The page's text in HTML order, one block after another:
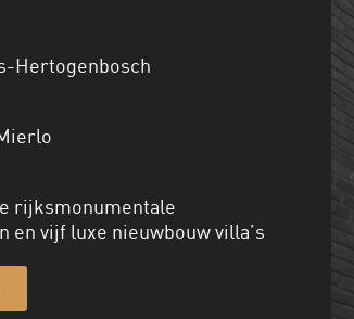
Hertogenbosch
rijksmonumentale
en vijf luxe nieuwbouw villa’s